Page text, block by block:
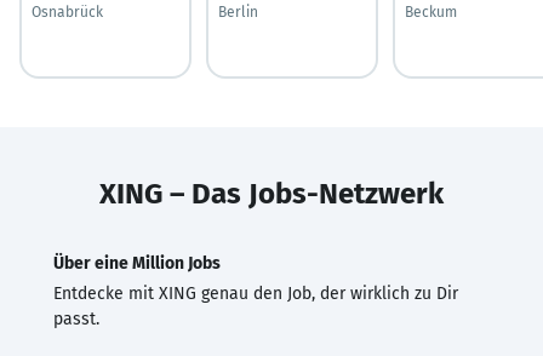
Osnabrück
Berlin
Beckum
XING – Das Jobs-Netzwerk
Über eine Million Jobs
Entdecke mit XING genau den Job, der wirklich zu Dir
passt.